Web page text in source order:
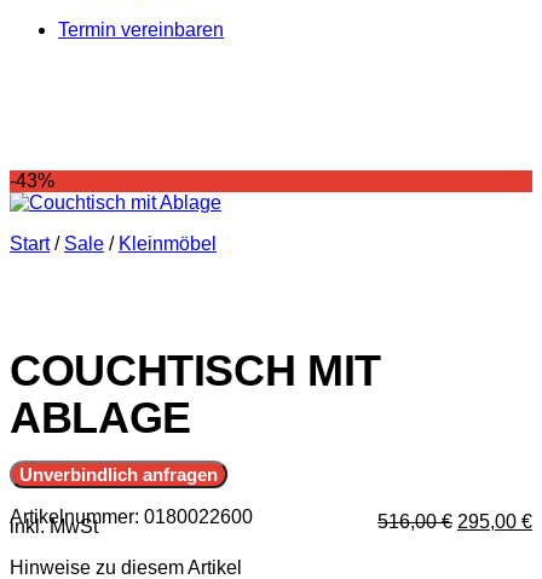
Termin vereinbaren
-43%
Start / Sale / Kleinmöbel
COUCHTISCH MIT
ABLAGE
Unverbindlich anfragen
Artikelnummer: 0180022600 516,00€ 295,00 €
inkl. MwSt
Hinweise zu diesem Artikel